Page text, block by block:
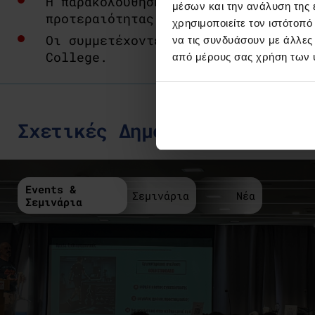
μέσων και την ανάλυση της
χρησιμοποιείτε τον
να τις συνδυάσουν με
από μέρους σας χρήση των
προτεραιότητας.
Οι συμμετέχοντες θα λάβουν
College.
Σχετικές Δημοσιεύσεις
Events &
Σεμινάρια
Σεμινάρια Νέα